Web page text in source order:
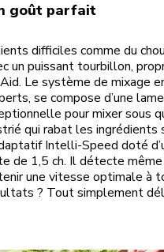
goût parfait
difficiles comme du
un puissant tourbillon,
Le système de mixage
se compose d’une lame
pour mixer sous
qui rabat les ingrédients
Intelli-Speed doté
de 1,5 ch. Il détecte
une vitesse optimale à
? Tout simplement